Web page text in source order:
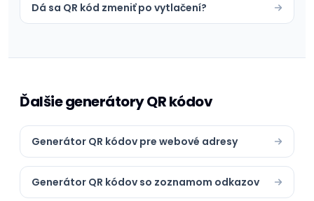
Dá sa QR kód zmeniť po vytlačení?
Ďalšie generátory QR kódov
Generátor QR kódov pre webové adresy
Generátor QR kódov so zoznamom odkazov